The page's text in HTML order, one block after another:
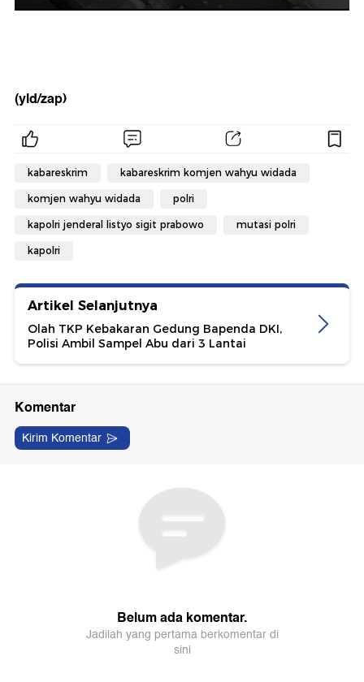
(yld/zap)
kabareskrim kabareskrim komjen wahyu widada
komjen wahyu widada polri
kapolri jenderal listyo sigit prabowo mutasi polri
kapolri
Artikel Selanjutnya
Olah TKP Kebakaran Gedung Bapenda DKI,
Polisi Ambil Sampel Abu dari 3 Lantai